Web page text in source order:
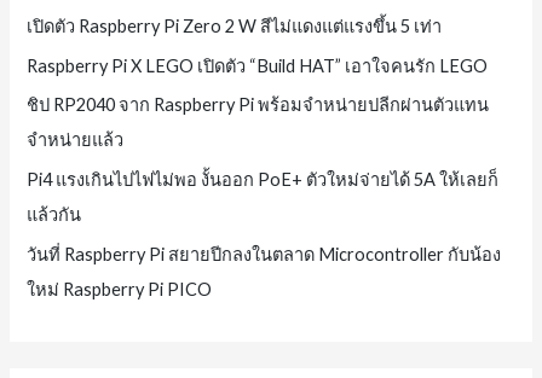
f
o
r
:
เปิดตัว Raspberry Pi Zero 2 W สีไม่แดงแต่แรงขึ้น 5 เท่า
Raspberry Pi X LEGO เปิดตัว “Build HAT” เอาใจคนรัก LEGO
ชิป RP2040 จาก Raspberry Pi พร้อมจำหน่ายปลีกผ่านตัวแทน
จำหน่ายแล้ว
Pi4 แรงเกินไปไฟไม่พอ งั้นออก PoE+ ตัวใหม่จ่ายได้ 5A ให้เลยก็
แล้วกัน
วันที่ Raspberry Pi สยายปีกลงในตลาด Microcontroller กับน้อง
ใหม่ Raspberry Pi PICO